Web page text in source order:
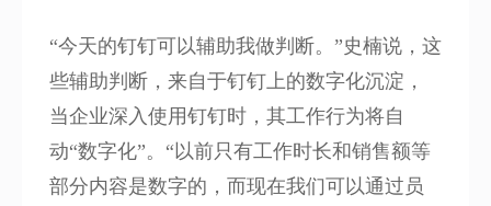
“今天的钉钉可以辅助我做判断。”史楠说，这
些辅助判断，来自于钉钉上的数字化沉淀，
当企业深入使用钉钉时，其工作行为将自
动“数字化”。“以前只有工作时长和销售额等
部分内容是数字的，而现在我们可以通过员